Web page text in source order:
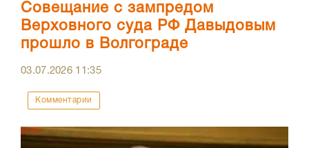
Совещание с зампредом
Верховного суда РФ Давыдовым
прошло в Волгограде
03.07.2026 11:35
Комментарии